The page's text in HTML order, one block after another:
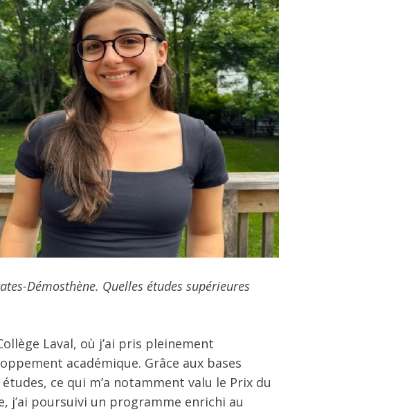
Démosthène. Quelles études supérieures
Laval, où j’ai pris pleinement
académique. Grâce aux bases
ce qui m’a notamment valu le Prix du
j’ai poursuivi un programme enrichi au